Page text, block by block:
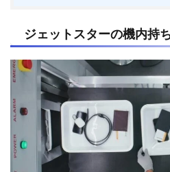
ジェットスターの機内持